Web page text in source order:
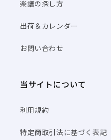
楽譜の探し方
出荷＆カレンダー
お問い合わせ
当サイトについて
利用規約
特定商取引法に基づく表記